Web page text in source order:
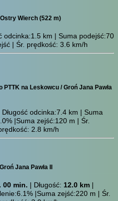
Ostry Wierch (522 m)
odcinka:1.5 km | Suma podejść:70
| Śr. prędkość: 3.6 km/h
PTTK na Leskowcu / Groń Jana Pawła
Długość odcinka:7.4 km | Suma
|Suma zejść:120 m | Śr.
2.8 km/h
Jana Pawła II
00 min. | Długość: 12.0 km |
|Suma zejść:220 m | Śr.